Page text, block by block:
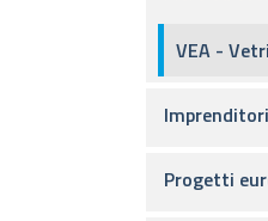
VEA -
Progetti